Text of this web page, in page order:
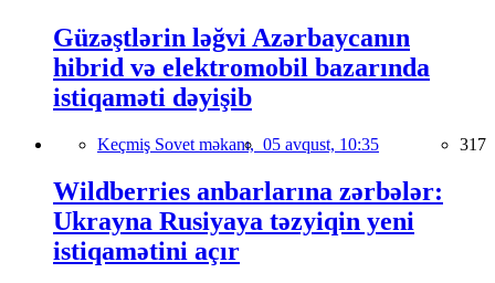
Güzəştlərin ləğvi Azərbaycanın
hibrid və elektromobil bazarında
istiqaməti dəyişib
Keçmiş Sovet məkanı, 05 avqust, 10:35 317
Wildberries anbarlarına zərbələr:
Ukrayna Rusiyaya təzyiqin yeni
istiqamətini açır